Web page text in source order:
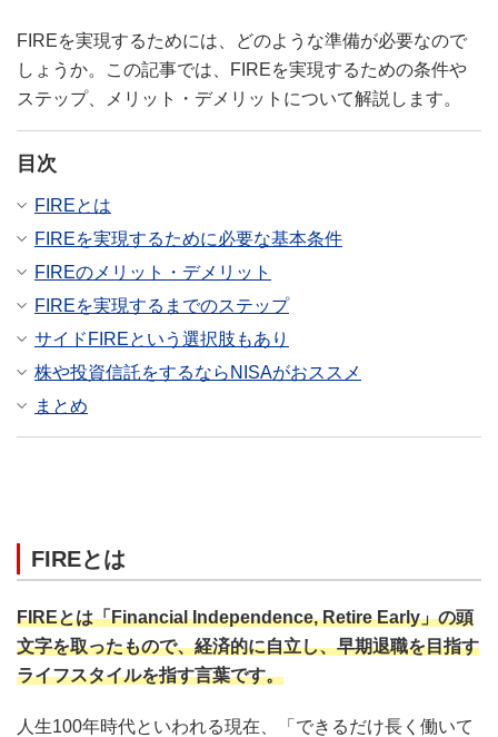
FIREを実現するためには、どのような準備が必要なので
しょうか。この記事では、FIREを実現するための条件や
ステップ、メリット・デメリットについて解説します。
目次
FIREとは
FIREを実現するために必要な基本条件
FIREのメリット・デメリット
FIREを実現するまでのステップ
サイドFIREという選択肢もあり
株や投資信託をするならNISAがおススメ
まとめ
FIREとは
FIREとは「Financial Independence, Retire Early」の頭
文字を取ったもので、経済的に自立し、早期退職を目指す
ライフスタイルを指す言葉です。
人生100年時代といわれる現在、「できるだけ長く働いて